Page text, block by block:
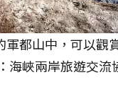
軍都山中，可以觀
峽兩岸旅遊交流